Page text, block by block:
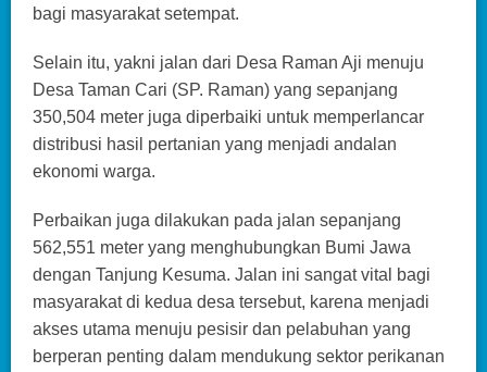
bagi masyarakat setempat.
Selain itu, yakni jalan dari Desa Raman Aji menuju
Desa Taman Cari (SP. Raman) yang sepanjang
350,504 meter juga diperbaiki untuk memperlancar
distribusi hasil pertanian yang menjadi andalan
ekonomi warga.
Perbaikan juga dilakukan pada jalan sepanjang
562,551 meter yang menghubungkan Bumi Jawa
dengan Tanjung Kesuma. Jalan ini sangat vital bagi
masyarakat di kedua desa tersebut, karena menjadi
akses utama menuju pesisir dan pelabuhan yang
berperan penting dalam mendukung sektor perikanan